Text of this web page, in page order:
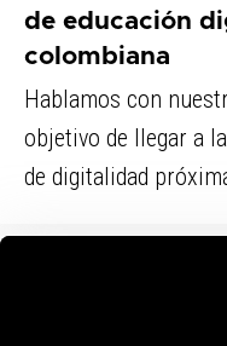
de educación
colombiana
Hablamos con
objetivo de llegar a
de digitalidad